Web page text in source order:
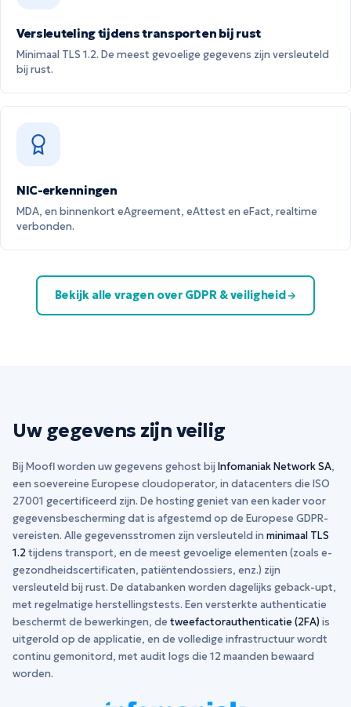
Versleuteling tijdens transport en bij rust
Minimaal TLS 1.2. De meest gevoelige gegevens zijn versleuteld
bij rust.
NIC-erkenningen
MDA, en binnenkort eAgreement, eAttest en eFact, realtime
verbonden.
Bekijk alle vragen over GDPR & veiligheid
Uw gegevens zijn veilig
Bij Moofl worden uw gegevens gehost bij Infomaniak Network SA,
een soevereine Europese cloudoperator, in datacenters die ISO
27001 gecertificeerd zijn. De hosting geniet van een kader voor
gegevensbescherming dat is afgestemd op de Europese GDPR-
vereisten. Alle gegevensstromen zijn versleuteld in minimaal TLS
1.2tijdens transport, en de meest gevoelige elementen (zoals e-
gezondheidscertificaten, patiëntendossiers, enz.) zijn
versleuteld bij rust. De databanken worden dagelijks geback-upt,
met regelmatige herstellingstests. Een versterkte authenticatie
beschermt de bewerkingen, de tweefactorauthenticatie (2FA) is
uitgerold op de applicatie, en de volledige infrastructuur wordt
continu gemonitord, met audit logs die 12 maanden bewaard
worden.